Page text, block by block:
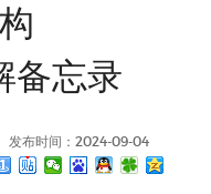
备忘录
发布时间：2024-09-04